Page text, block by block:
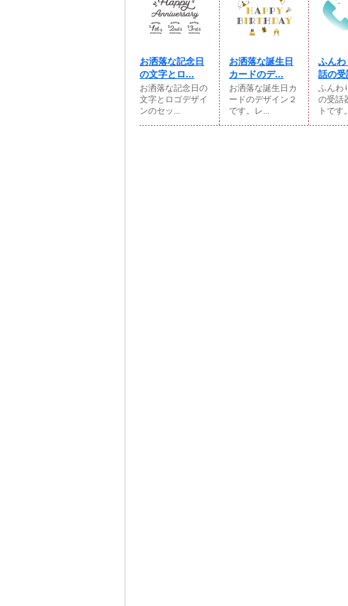
お洒落な記念日
の文字とロ...
お洒落な記念日の
文字とロゴデザイ
ンのセッ...
お洒落な誕生日
カードのデ...
お洒落な誕生日カ
ードのデザイン２
です。レ...
ふんわ
話の
ふんわ
の受話
トです